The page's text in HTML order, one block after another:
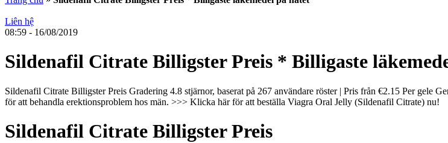
Liên hệ
08:59 - 16/08/2019
Sildenafil Citrate Billigster Preis * Billigaste
Sildenafil Citrate Billigster Preis Gradering 4.8 stjärnor, baserat på 267 användare röster | Pris från €2.15 Per gele
för att behandla erektionsproblem hos män. >>> Klicka här för att beställa Viagra Oral Jelly (Sildenafil Citrate) nu!
Sildenafil Citrate Billigster Preis